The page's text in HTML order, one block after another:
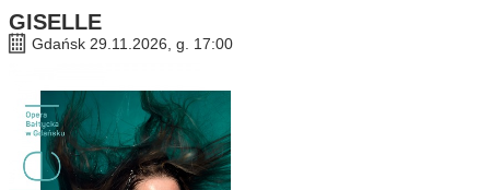
GISELLE
Gdańsk 29.11.2026, g. 17:00